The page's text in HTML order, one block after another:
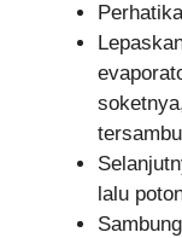
lalu